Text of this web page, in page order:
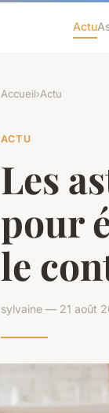
Actu
Accueil›Actu
ACTU
Les
pour
le
sylvaine — 21 août